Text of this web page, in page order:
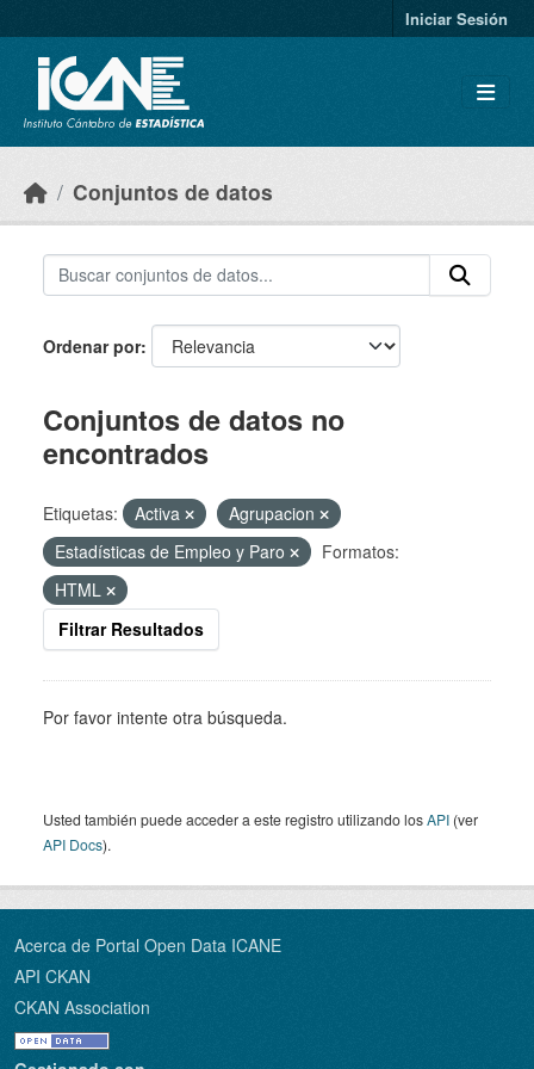
Iniciar Sesión
Conjuntos de datos
Ordenar por
Conjuntos de datos no
encontrados
Etiquetas: Activa
Agrupacion
Estadísticas de Empleo y Paro
Formatos:
HTML
Filtrar Resultados
Por favor intente otra búsqueda.
Usted también puede acceder a este registro utilizando losAPI (ver
API Docs).
Acerca de Portal Open Data ICANE
API CKAN
CKAN Association